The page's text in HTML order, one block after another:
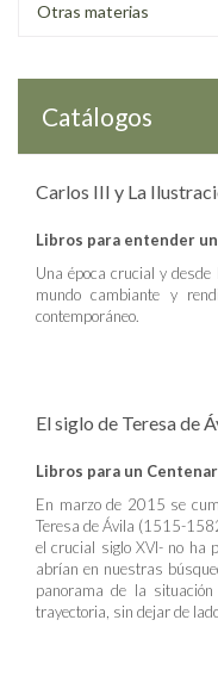
Otras materias
Catálogos
Carlos III y La
Libros para entender
Una época crucial y
mundo cambiante y
contemporáneo.
El siglo de Teresa de
Libros para un
En marzo de 2015 se
Teresa de Ávila (1515-
el crucial siglo XVI- no ha
abrían en nuestras
panorama de la
trayectoria, sin dejar de